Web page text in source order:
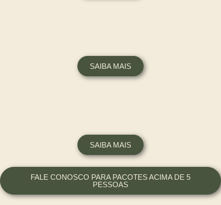
SAIBA MAIS
SAIBA MAIS
FALE CONOSCO PARA PACOTES ACIMA DE 5
PESSOAS